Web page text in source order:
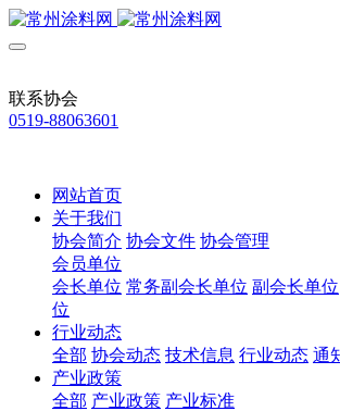
联系协会
0519-88063601
网站首页
关于我们
协会简介 协会文件 协会管理
会员单位
会长单位 常务副会长单位 副会长单位
位
行业动态
全部 协会动态 技术信息 行业动态 通
产业政策
全部 产业政策 产业标准